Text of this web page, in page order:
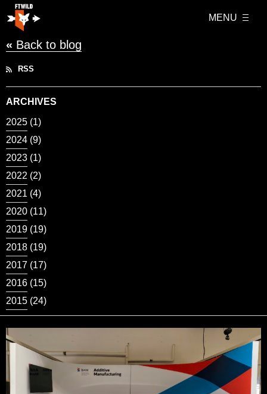
MENU
« Back to blog
RSS
ARCHIVES
2025 (1)
2024 (9)
2023 (1)
2022 (2)
2021 (4)
2020 (11)
2019 (19)
2018 (19)
2017 (17)
2016 (15)
2015 (24)